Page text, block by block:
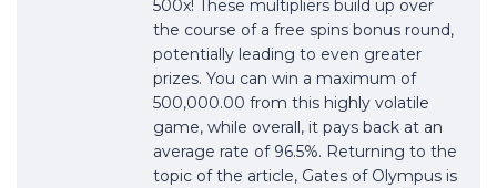
500x! These multipliers build up over
the course of a free spins bonus round,
potentially leading to even greater
prizes. You can win a maximum of
500,000.00 from this highly volatile
game, while overall, it pays back at an
average rate of 96.5%. Returning to the
topic of the article, Gates of Olympus is